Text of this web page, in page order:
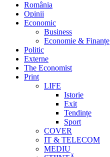
România
Opinii
Economic
Business
Economie & Finanțe
Politic
Externe
The Economist
Print
LIFE
Istorie
Exit
Tendințe
Sport
COVER
IT & TELECOM
MEDIU